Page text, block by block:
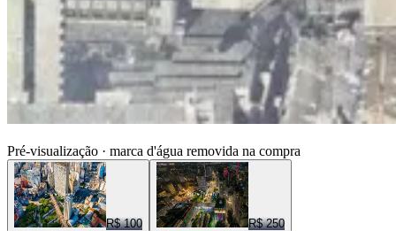
Pré-visualização · marca d'água removida na compra
R$ 100 R$ 250